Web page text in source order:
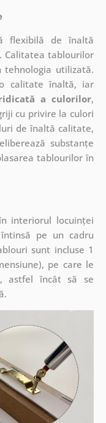
flexibilă de înaltă
. Calitatea tablourilor
utilizată.
calitate înaltă, iar
a culorilor,
cu privire la culori
de înaltă calitate,
substanțe
tablourilor în
interiorul locuinței
pe un cadru
sunt incluse 1
pe care le
astfel încât să se